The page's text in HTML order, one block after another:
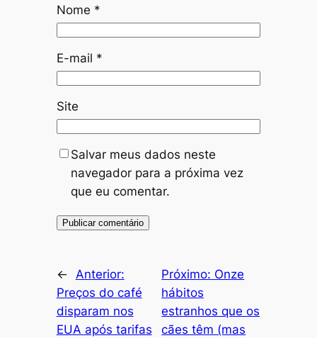
Nome *
E-mail *
Site
Salvar meus dados neste
navegador para a próxima vez
que eu comentar.
← Anterior:
Preços do café
disparam nos
EUA após tarifas
Próximo: Onze
hábitos
estranhos que os
cães têm (mas